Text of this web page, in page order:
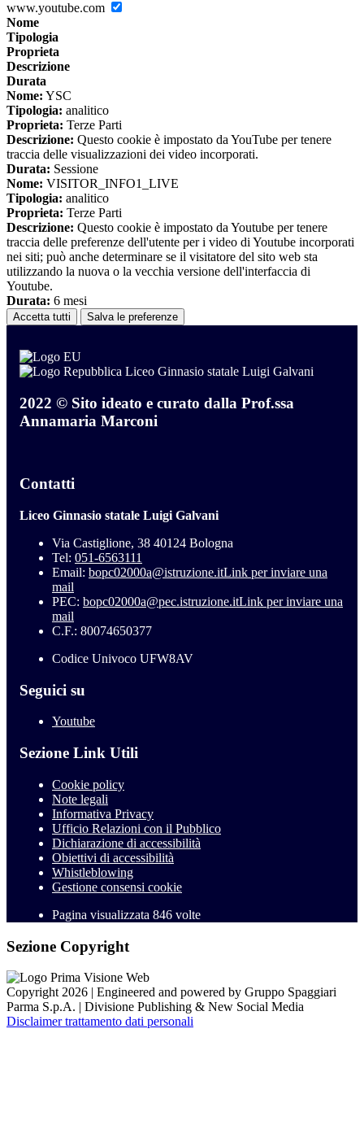
www.youtube.com
Nome
Tipologia
Proprieta
Descrizione
Durata
Nome: YSC
Tipologia: analitico
Proprieta: Terze Parti
Descrizione: Questo cookie è impostato da YouTube per tenere
traccia delle visualizzazioni dei video incorporati.
Durata: Sessione
Nome: VISITOR_INFO1_LIVE
Tipologia: analitico
Proprieta: Terze Parti
Descrizione: Questo cookie è impostato da Youtube per tenere
traccia delle preferenze dell'utente per i video di Youtube incorporati
nei siti; può anche determinare se il visitatore del sito web sta
utilizzando la nuova o la vecchia versione dell'interfaccia di
Youtube.
Durata: 6 mesi
Accetta tutti Salva le preferenze
Liceo Ginnasio statale Luigi Galvani
2022 © Sito ideato e curato dalla Prof.ssa
Annamaria Marconi
Contatti
Liceo Ginnasio statale Luigi Galvani
Via Castiglione, 38 40124 Bologna
Tel: 051-6563111
Email: bopc02000a@istruzione.itLink per inviare una
mail
PEC: bopc02000a@pec.istruzione.itLink per inviare una
mail
C.F.: 80074650377
Codice Univoco UFW8AV
Seguici su
Youtube
Sezione Link Utili
Cookie policy
Note legali
Informativa Privacy
Ufficio Relazioni con il Pubblico
Dichiarazione di accessibilità
Obiettivi di accessibilità
Whistleblowing
Gestione consensi cookie
Pagina visualizzata 846 volte
Sezione Copyright
Copyright 2026 | Engineered and powered by Gruppo Spaggiari
Parma S.p.A. | Divisione Publishing & New Social Media
Disclaimer trattamento dati personali